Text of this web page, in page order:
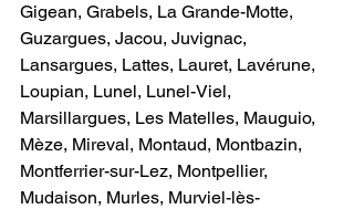
Gigean, Grabels, La Grande-Motte,
Guzargues, Jacou, Juvignac,
Lansargues, Lattes, Lauret, Lavérune,
Loupian, Lunel, Lunel-Viel,
Marsillargues, Les Matelles, Mauguio,
Mèze, Mireval, Montaud, Montbazin,
Montferrier-sur-Lez, Montpellier,
Mudaison, Murles, Murviel-lès-